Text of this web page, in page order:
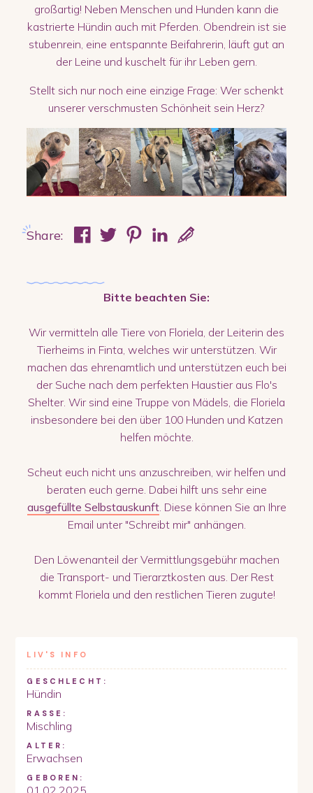
großartig! Neben Menschen und Hunden kann die
kastrierte Hündin auch mit Pferden. Obendrein ist sie
stubenrein, eine entspannte Beifahrerin, läuft gut an
der Leine und kuschelt für ihr Leben gern.
Stellt sich nur noch eine einzige Frage: Wer schenkt
unserer verschmusten Schönheit sein Herz?
Share:
Bitte beachten Sie:
Wir vermitteln alle Tiere von Floriela, der Leiterin des
Tierheims in Finta, welches wir unterstützen. Wir
machen das ehrenamtlich und unterstützen euch bei
der Suche nach dem perfekten Haustier aus Flo's
Shelter. Wir sind eine Truppe von Mädels, die Floriela
insbesondere bei den über 100 Hunden und Katzen
helfen möchte.
Scheut euch nicht uns anzuschreiben, wir helfen und
beraten euch gerne. Dabei hilft uns sehr eine
ausgefüllte Selbstauskunft. Diese können Sie an Ihre
Email unter "Schreibt mir" anhängen.
Den Löwenanteil der Vermittlungsgebühr machen
die Transport- und Tierarztkosten aus. Der Rest
kommt Floriela und den restlichen Tieren zugute!
LIV 'S INFO
GESCHLECHT:
Hündin
RASSE:
Mischling
ALTER:
Erwachsen
GEBOREN: